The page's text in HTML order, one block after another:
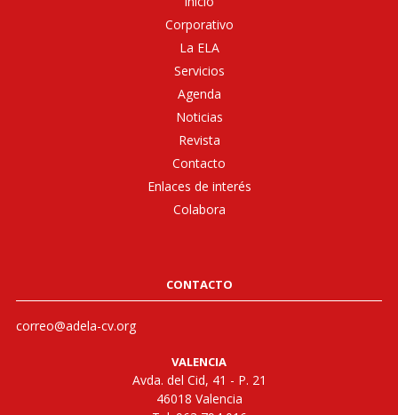
Corporativo
La ELA
Servicios
Agenda
Noticias
Revista
Contacto
Enlaces de interés
Colabora
CONTACTO
correo@adela-cv.org
VALENCIA
Avda. del Cid, 41 - P. 21
46018 Valencia